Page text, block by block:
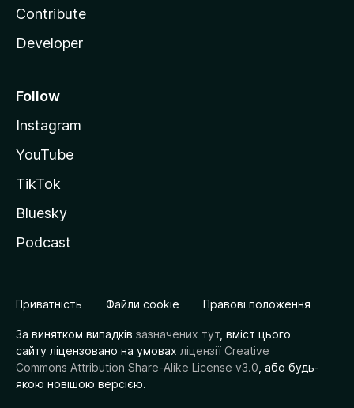
Contribute
Developer
Follow
Instagram
YouTube
TikTok
Bluesky
Podcast
Приватність Файли cookie Правові положення
За винятком випадків зазначених тут , вміст цього
сайту ліцензовано на умовах ліцензії Creative
Commons Attribution Share-Alike License v3.0 , або будь-
якою новішою версією.